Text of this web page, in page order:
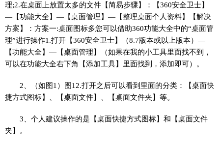
理;2.在桌面上放置太多的文件【简易步骤】：【360安全卫士】
—【功能大全】—【桌面管理】—【整理桌面个人资料】【解决
方案】：方案一:桌面图标多您可以借助360功能大全中的“桌面管
理”进行操作1.打开【360安全卫士】（8.7版本或以上版本）—
【功能大全】—【桌面管理】（如果在我的小工具里面找不到，
可以在功能大全右下角【添加工具】里面找到，添加即可）。
2、（如图1）图12.打开之后可以看到里面的分类：【桌面快
捷方式图标】、【桌面文件】、【桌面文件夹】等。
3、个人建议操作的是【桌面快捷方式图标】和【桌面文件
夹】。